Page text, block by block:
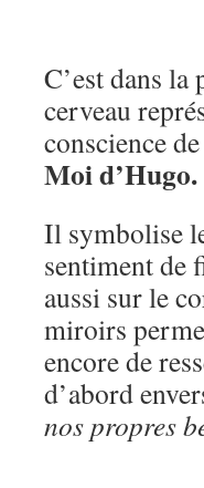
C’est dans
cerveau
conscience
Moi d’Hugo.
Il symbolise
sentiment de
aussi sur le
miroirs
encore de
d’abord
nos propres